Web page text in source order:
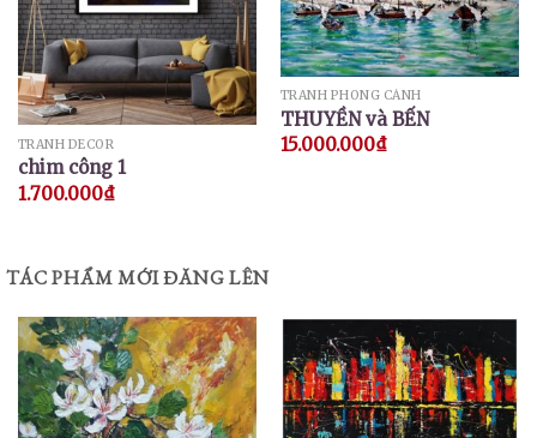
TRANH DECOR
chim công 1
1.700.000₫
TRANH PHONG CẢNH
THUYỀN và BẾN
15.000.000₫
TÁC PHẨM MỚI ĐĂNG LÊN